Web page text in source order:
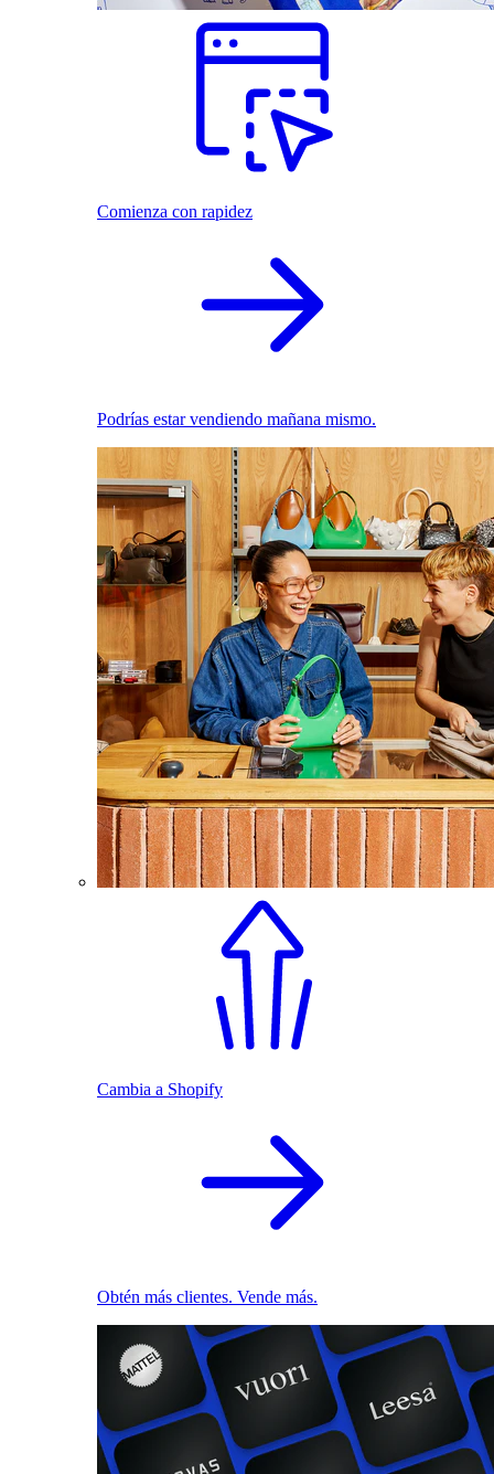
Comienza con rapidez
Podrías estar vendiendo mañana mismo.
Cambia a Shopify
Obtén más clientes. Vende más.